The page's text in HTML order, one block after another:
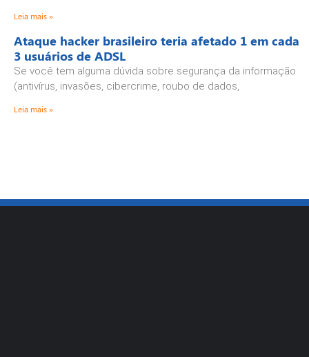
Leia mais »
Ataque hacker brasileiro teria afetado 1 em cada
3 usuários de ADSL
Se você tem alguma dúvida sobre segurança da informação
(antivírus, invasões, cibercrime, roubo de dados,
Leia mais »